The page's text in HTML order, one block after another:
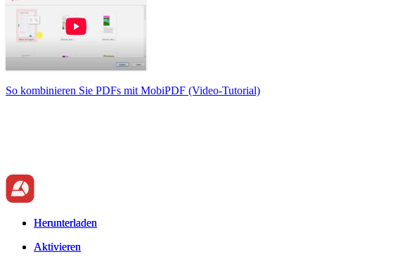
So kombinieren Sie PDFs mit MobiPDF (Video-Tutorial)
Herunterladen
Aktivieren
Herunterladen
Aktivieren